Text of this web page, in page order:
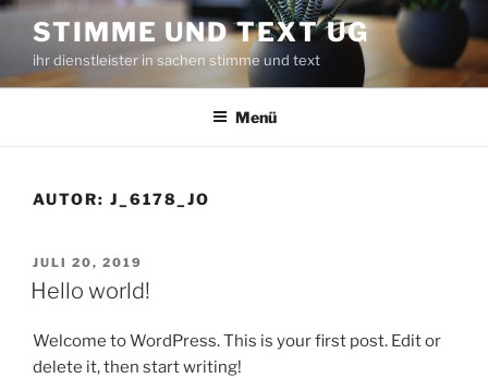
Zum
Inhalt
springen
STIMME UND TEXT UG
ihr dienstleister in sachen stimme und text
Menü
AUTOR: J_6178_JO
VERÖFFENTLICHT
AM
JULI 20, 2019
Hello world!
Welcome to WordPress. This is your first post. Edit or
delete it, then start writing!